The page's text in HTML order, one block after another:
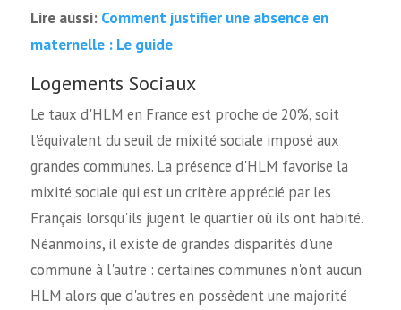
Lire aussi: Comment justifier une absence en
maternelle : Le guide
Logements Sociaux
Le taux d'HLM en France est proche de 20%, soit
l'équivalent du seuil de mixité sociale imposé aux
grandes communes. La présence d'HLM favorise la
mixité sociale qui est un critère apprécié par les
Français lorsqu'ils jugent le quartier où ils ont habité.
Néanmoins, il existe de grandes disparités d'une
commune à l'autre : certaines communes n'ont aucun
HLM alors que d'autres en possèdent une majorité